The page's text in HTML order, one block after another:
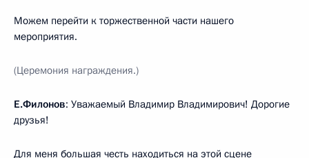
Можем перейти к торжественной части нашего
мероприятия.
(Церемония награждения.)
Е.Филонов: Уважаемый Владимир Владимирович! Дорогие
друзья!
Для меня большая честь находиться на этой сцене